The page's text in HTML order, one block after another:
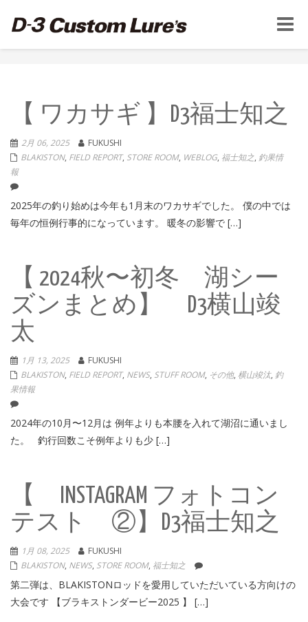
Toggle
【 ワカサギ 】D3福士知之
2月 06, 2025
FUKUSHI
BLAKISTON, FIELD REPORT, STORE ROOM, WEBLOG, 福士知之, 釣果情
報
2025年の釣り始めは今年も1月末のワカサギでした。 僕の中では
毎年の恒例行事的になっています。 暖冬の影響で […]
【 2024秋〜初冬 湖シー
ズンまとめ】 D3横山竣
太
1月 13, 2025
FUKUSHI
BLAKISTON, FIELD REPORT, NEWS, STUFF ROOM, その他, 横山竣汰, 釣
果情報
2024年の10月〜12月は 例年よりも本腰を入れて湖沼に通いまし
た。 釣行回数こそ例年よりも少 […]
【 INSTAGRAM フォトコン
テスト ②】D3福士知之
1月 08, 2025
FUKUSHI
BLAKISTON, NEWS, STORE ROOM, 福士知之
第二弾は、BLAKISTONロッドを愛用していただいている方向けの
大会です 【ブラキストンダービー2025 】 […]